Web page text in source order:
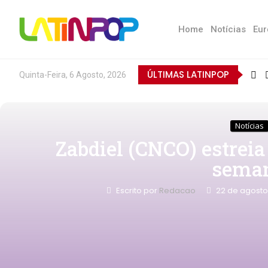
Home Notícias
Quinta-Feira, 6 Agosto, 2026 ÚLTIMAS LATINPOP
Notícias
Zabdiel (CNCO)
Escrito por Redacao 22 de